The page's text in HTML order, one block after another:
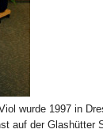
wurde 1997 in
auf der Glashütter